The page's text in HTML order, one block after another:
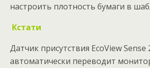
настроить плотность бумаги в
Кстати
Датчик присутствия EcoView Sense
автоматически переводит